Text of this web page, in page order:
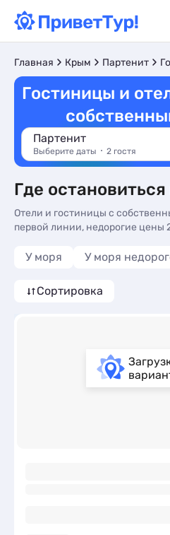
Главная Крым Партенит
Гостиницы и
Партенит
Выберите даты 2 гостя
Где
Отели и гостиницы с
первой линии, недорогие цены
собственным пляжем - более 10
питанием.
У моря У моря
Сортировка